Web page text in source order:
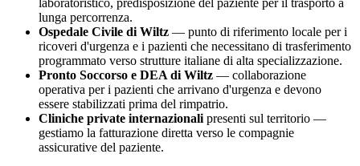
laboratoristico, predisposizione del paziente per il trasporto a
lunga percorrenza.
Ospedale Civile di Wiltz — punto di riferimento locale per i
ricoveri d'urgenza e i pazienti che necessitano di trasferimento
programmato verso strutture italiane di alta specializzazione.
Pronto Soccorso e DEA di Wiltz — collaborazione
operativa per i pazienti che arrivano d'urgenza e devono
essere stabilizzati prima del rimpatrio.
Cliniche private internazionali presenti sul territorio —
gestiamo la fatturazione diretta verso le compagnie
assicurative del paziente.